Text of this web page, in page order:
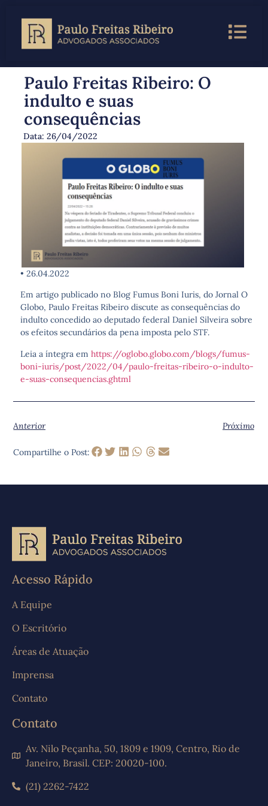
Paulo Freitas Ribeiro: O
indulto e suas
consequências
Data: 26/04/2022
• 26.04.2022
Em artigo publicado no Blog Fumus Boni Iuris, do Jornal O
Globo, Paulo Freitas Ribeiro discute as consequências do
indulto concedido ao deputado federal Daniel Silveira sobre
os efeitos secundários da pena imposta pelo STF.
Leia a íntegra emhttps://oglobo.globo.com/blogs/fumus-
boni-iuris/post/2022/04/paulo-freitas-ribeiro-o-indulto-
e-suas-consequencias.ghtml
Anterior Próximo
Compartilhe o Post:
Acesso Rápido
A Equipe
O Escritório
Áreas de Atuação
Imprensa
Contato
Contato
Av. Nilo Peçanha, 50, 1809 e 1909, Centro, Rio de
Janeiro, Brasil. CEP: 20020-100.
(21) 2262-7422